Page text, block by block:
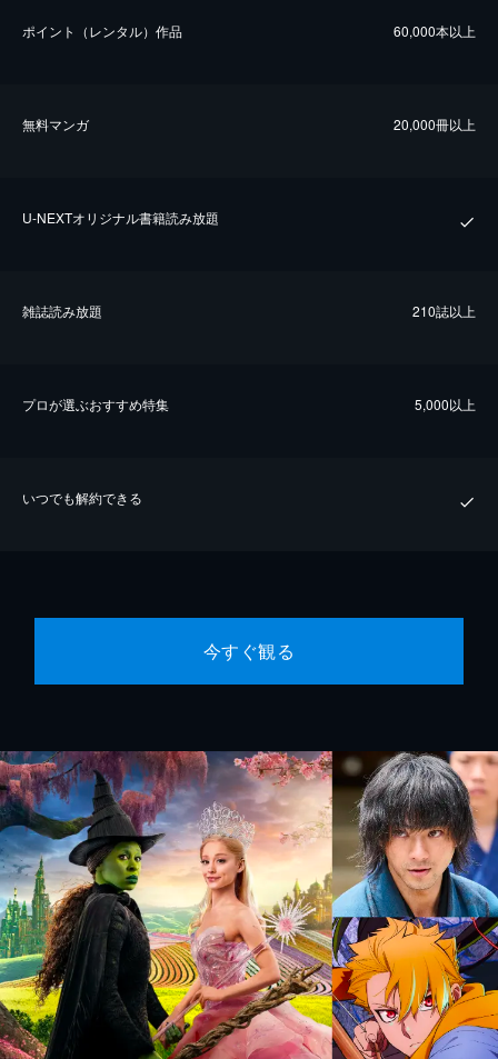
ポイント（レンタル）作品 60,000本以上
無料マンガ 20,000冊以上
U-NEXTオリジナル書籍読み放題
雑誌読み放題 210誌以上
プロが選ぶおすすめ特集 5,000以上
いつでも解約できる
今すぐ観る